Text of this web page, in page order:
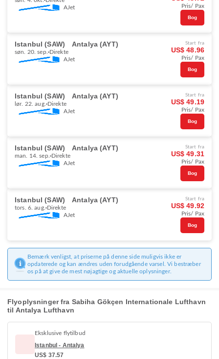
AJet
Pris/ Pax
Bog
Istanbul (SAW) Antalya (AYT)
søn. 20. sep. Direkte
AJet
Start fra
US$ 48.96
Pris/ Pax
Bog
Istanbul (SAW) Antalya (AYT)
lør. 22. aug. Direkte
AJet
Start fra
US$ 49.19
Pris/ Pax
Bog
Istanbul (SAW) Antalya (AYT)
man. 14. sep. Direkte
AJet
Start fra
US$ 49.31
Pris/ Pax
Bog
Istanbul (SAW) Antalya (AYT)
tors. 6. aug. Direkte
AJet
Start fra
US$ 49.92
Pris/ Pax
Bog
Bemærk venligst, at priserne på denne side muligvis ikke er
opdaterede og kan ændres uden forudgående varsel. Vi bestræber
os på at give de mest nøjagtige og aktuelle oplysninger.
Flyoplysninger fra Sabiha Gökçen Internationale Lufthavn
til Antalya Lufthavn
Eksklusive flytilbud
Istanbul - Antalya
US$ 37.57